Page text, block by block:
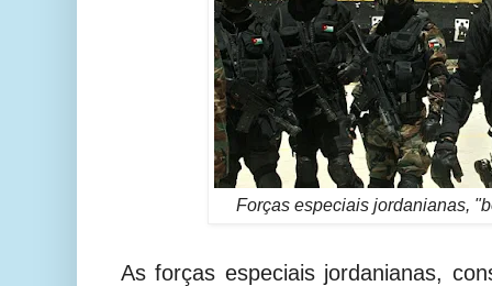
Forças especiais jordanianas,
As forças especiais jordanianas,